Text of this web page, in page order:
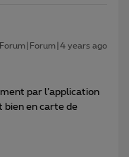
Forum|Forum|4 years ago
par l’application
bien en carte de